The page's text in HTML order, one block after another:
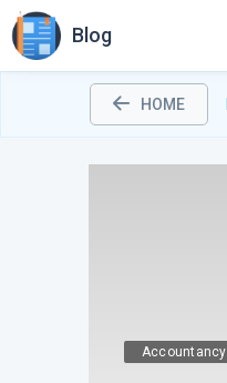
Blog
HOME
Accountancy